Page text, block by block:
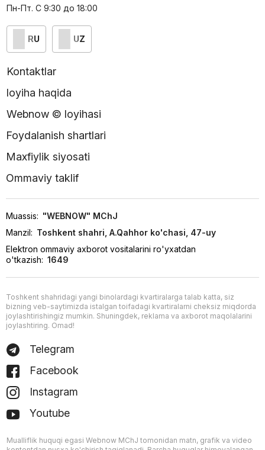
Пн-Пт. С 9:30 до 18:00
RU UZ
Kontaktlar
loyiha haqida
Webnow © loyihasi
Foydalanish shartlari
Maxfiylik siyosati
Ommaviy taklif
Muassis: "WEBNOW" MChJ
Manzil: Toshkent shahri, A.Qahhor ko'chasi, 47-uy
Elektron ommaviy axborot vositalarini ro'yxatdan
o'tkazish: 1649
Toshkent shahridagi yangi binolardagi kvartiralarga talab katta, siz
bizning veb-saytimizda istalgan toifadagi kvartiralarni cheksiz miqdorda
joylashtirishingiz mumkin. Shuningdek, reklama va axborot maqolalarini
joylashtiring. Omad!
Telegram
Facebook
Instagram
Youtube
Mualliflik huquqi egasi Webnow MChJ tomonidan matn, grafik va video